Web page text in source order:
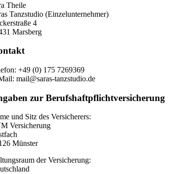
Theile
Tanzstudio (Einzelunternehmer)
4
Marsberg
+49 (0) 175 7269369
mail@saras-tanzstudio.de
zur Berufshaftpflichtversicherung
und Sitz des Versicherers:
Versicherung
Münster
der Versicherung: